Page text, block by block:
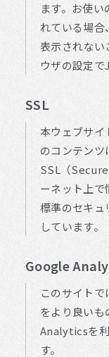
ます。お使
れている場合
表示されない
ウザの設定
SSL
本ウェブサイ
のコンテンツ
SSL（
ーネット上
標準のセキュ
しています。
Google
このサイト
をより良い
Analyticsを
す。